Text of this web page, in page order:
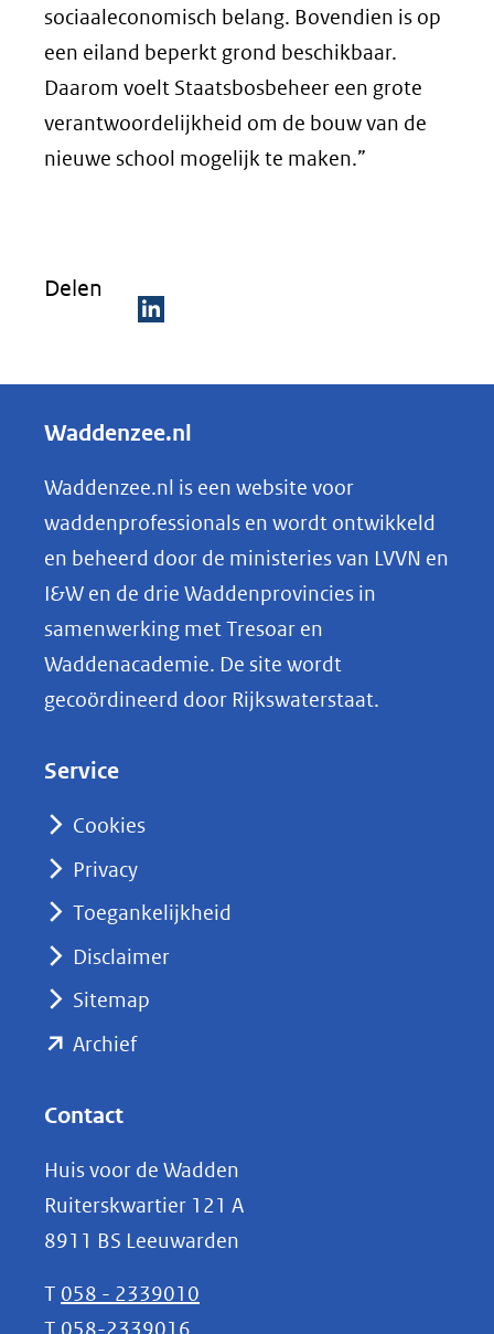
sociaaleconomisch belang. Bovendien is op
een eiland beperkt grond beschikbaar.
Daarom voelt Staatsbosbeheer een grote
verantwoordelijkheid om de bouw van de
nieuwe school mogelijk te maken.”
Delen
e
e
n
o
p
k
e
nieuw
naar
Waddenzee.nl
Waddenzee.nl is een website voor
waddenprofessionals en wordt ontwikkeld
en beheerd door de ministeries van LVVN en
I&W en de drie Waddenprovincies in
samenwerking met Tresoar en
Waddenacademie. De site wordt
gecoördineerd door Rijkswaterstaat.
Service
Cookies
Privacy
Toegankelijkheid
Disclaimer
Sitemap
Archief(opent
(verwijst
naar
een
andere
website)
Contact
Huis voor de Wadden
Ruiterskwartier 121 A
8911 BS Leeuwarden
T 058 - 2339010
T 058-2339016